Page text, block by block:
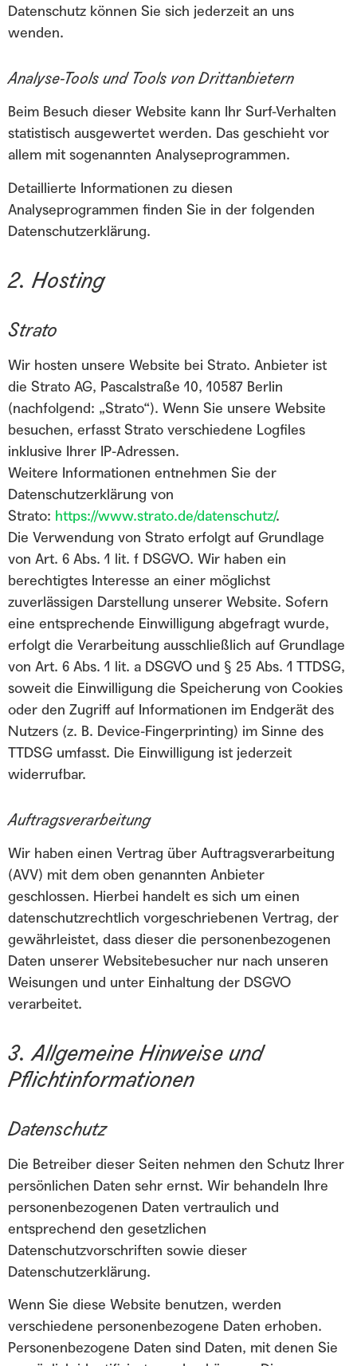
Datenschutz können Sie sich jederzeit an uns
wenden.
Analyse-Tools und Tools von Drittanbietern
Beim Besuch dieser Website kann Ihr Surf-Verhalten
statistisch ausgewertet werden. Das geschieht vor
allem mit sogenannten Analyseprogrammen.
Detaillierte Informationen zu diesen
Analyseprogrammen finden Sie in der folgenden
Datenschutzerklärung.
2. Hosting
Strato
Wir hosten unsere Website bei Strato. Anbieter ist
die Strato AG, Pascalstraße 10, 10587 Berlin
(nachfolgend: „Strato“). Wenn Sie unsere Website
besuchen, erfasst Strato verschiedene Logfiles
inklusive Ihrer IP-Adressen.
Weitere Informationen entnehmen Sie der
Datenschutzerklärung von
Strato: https://www.strato.de/datenschutz/.
Die Verwendung von Strato erfolgt auf Grundlage
von Art. 6 Abs. 1 lit. f DSGVO. Wir haben ein
berechtigtes Interesse an einer möglichst
zuverlässigen Darstellung unserer Website. Sofern
eine entsprechende Einwilligung abgefragt wurde,
erfolgt die Verarbeitung ausschließlich auf Grundlage
von Art. 6 Abs. 1 lit. a DSGVO und § 25 Abs. 1 TTDSG,
soweit die Einwilligung die Speicherung von Cookies
oder den Zugriff auf Informationen im Endgerät des
Nutzers (z. B. Device-Fingerprinting) im Sinne des
TTDSG umfasst. Die Einwilligung ist jederzeit
widerrufbar.
Auftragsverarbeitung
Wir haben einen Vertrag über Auftragsverarbeitung
(AVV) mit dem oben genannten Anbieter
geschlossen. Hierbei handelt es sich um einen
datenschutzrechtlich vorgeschriebenen Vertrag, der
gewährleistet, dass dieser die personenbezogenen
Daten unserer Websitebesucher nur nach unseren
Weisungen und unter Einhaltung der DSGVO
verarbeitet.
3. Allgemeine Hinweise und
Pflichtinformationen
Datenschutz
Die Betreiber dieser Seiten nehmen den Schutz Ihrer
persönlichen Daten sehr ernst. Wir behandeln Ihre
personenbezogenen Daten vertraulich und
entsprechend den gesetzlichen
Datenschutzvorschriften sowie dieser
Datenschutzerklärung.
Wenn Sie diese Website benutzen, werden
verschiedene personenbezogene Daten erhoben.
Personenbezogene Daten sind Daten, mit denen Sie